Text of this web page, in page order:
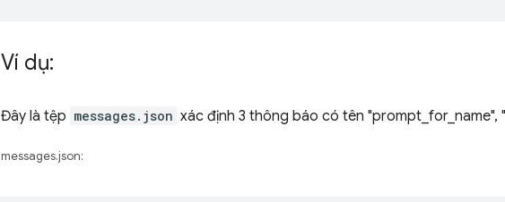
Ví dụ:
Đây là tệp messages.json xác định 3 thông báo có tên "prompt_for_name",
messages.json: